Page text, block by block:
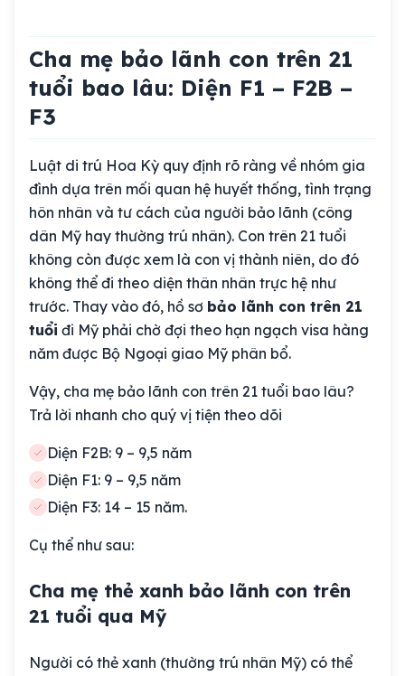
Cha mẹ bảo lãnh con trên 21
tuổi bao lâu: Diện F1 – F2B –
F3
Luật di trú Hoa Kỳ quy định rõ ràng về nhóm gia
đình dựa trên mối quan hệ huyết thống, tình trạng
hôn nhân và tư cách của người bảo lãnh (công
dân Mỹ hay thường trú nhân). Con trên 21 tuổi
không còn được xem là con vị thành niên, do đó
không thể đi theo diện thân nhân trực hệ như
trước. Thay vào đó, hồ sơ bảo lãnh con trên 21
tuổi đi Mỹ phải chờ đợi theo hạn ngạch visa hàng
năm được Bộ Ngoại giao Mỹ phân bổ.
Vậy, cha mẹ bảo lãnh con trên 21 tuổi bao lâu?
Trả lời nhanh cho quý vị tiện theo dõi
Diện F2B: 9 – 9,5 năm
Diện F1: 9 – 9,5 năm
Diện F3: 14 – 15 năm.
Cụ thể như sau:
Cha mẹ thẻ xanh bảo lãnh con trên
21 tuổi qua Mỹ
Người có thẻ xanh (thường trú nhân Mỹ) có thể